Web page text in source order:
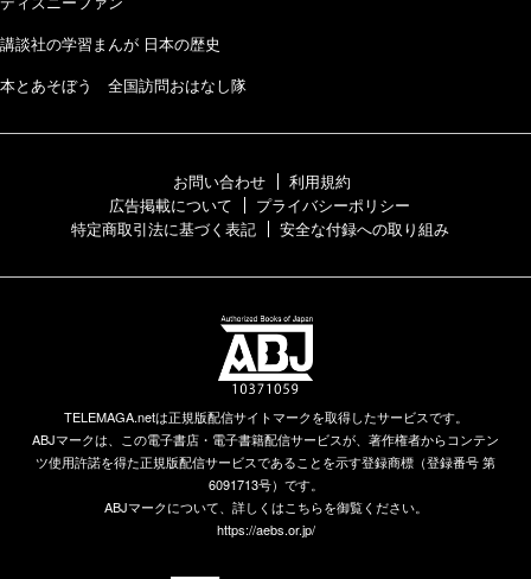
講談社の学習まんが 日本の歴史
本とあそぼう 全国訪問おはなし隊
お問い合わせ
利用規約
広告掲載について
プライバシーポリシー
特定商取引法に基づく表記
安全な付録への取り組み
TELEMAGA.netは正規版配信サイトマークを取得したサービスです。
ABJマークは、この電子書店・電子書籍配信サービスが、著作権者からコンテン
ツ使用許諾を得た正規版配信サービスであることを示す登録商標（登録番号 第
6091713号）です。
ABJマークについて、詳しくはこちらを御覧ください。
https://aebs.or.jp/